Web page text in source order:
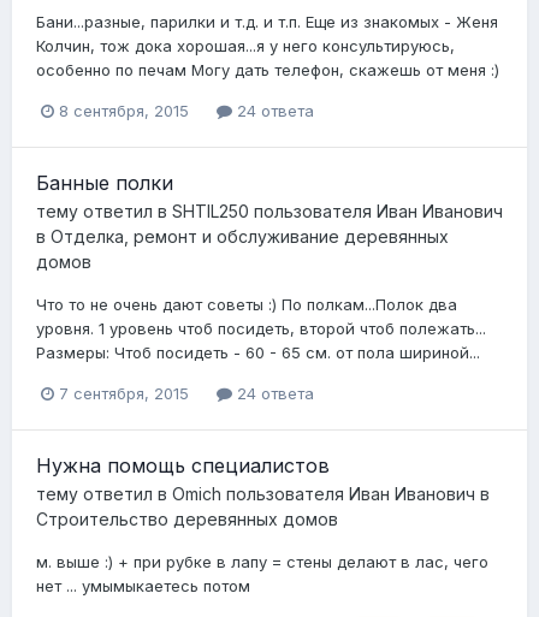
Бани...разные, парилки и т.д. и т.п. Еще из знакомых - Женя
Колчин, тож дока хорошая...я у него консультируюсь,
особенно по печам Могу дать телефон, скажешь от меня :)
8 сентября, 2015 24 ответа
Банные полки
тему ответил в SHTIL250 пользователя Иван Иванович
в Отделка, ремонт и обслуживание деревянных
домов
Что то не очень дают советы :) По полкам...Полок два
уровня. 1 уровень чтоб посидеть, второй чтоб полежать...
Размеры: Чтоб посидеть - 60 - 65 см. от пола шириной...
7 сентября, 2015 24 ответа
Нужна помощь специалистов
тему ответил в Omich пользователя Иван Иванович в
Строительство деревянных домов
м. выше :) + при рубке в лапу = стены делают в лас, чего
нет ... умымыкаетесь потом